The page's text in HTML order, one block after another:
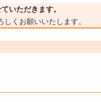
いただきます。
くお願いいたします。